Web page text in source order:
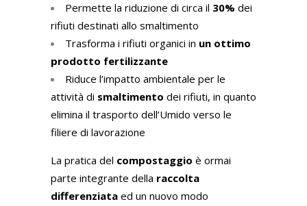
Permette la riduzione di circa il 30% dei
rifiuti destinati allo smaltimento
Trasforma i rifiuti organici in un ottimo
prodotto fertilizzante
Riduce l’impatto ambientale per le
attività di smaltimento dei rifiuti, in quanto
elimina il trasporto dell’Umido verso le
filiere di lavorazione
La pratica del compostaggio è ormai
parte integrante della raccolta
differenziata ed un nuovo modo